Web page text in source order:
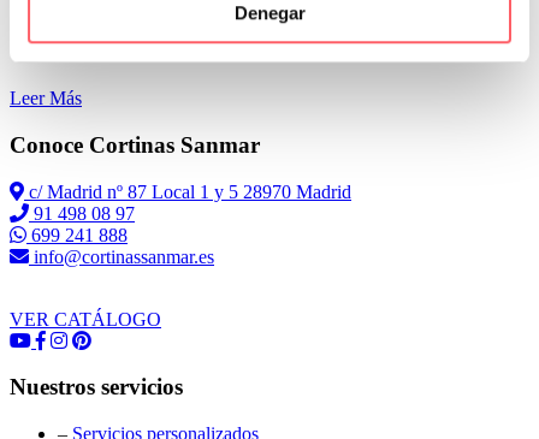
Denegar
Leer Más
Conoce Cortinas Sanmar
c/ Madrid nº 87 Local 1 y 5 28970 Madrid
91 498 08 97
699 241 888
info@cortinassanmar.es
VER CATÁLOGO
Nuestros servicios
– Servicios personalizados